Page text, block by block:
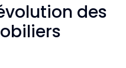
des